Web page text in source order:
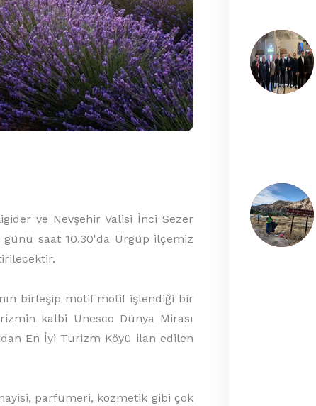
ve Nevşehir Valisi İnci Sezer
günü saat 10.30'da Ürgüp ilçemiz
birleşip motif motif işlendiği bir
kalbi Unesco Dünya Mirası
En İyi Turizm Köyü ilan edilen
parfümeri, kozmetik gibi çok